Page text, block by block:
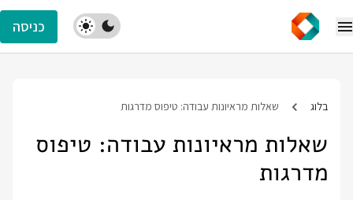
כניסה
בלוג שאלות מראיונות עבודה: טיפוס מדרגות
שאלות מראיונות עבודה: טיפוס
מדרגות